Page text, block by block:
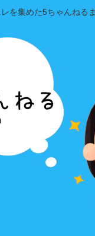
を集めた5ちゃんねる